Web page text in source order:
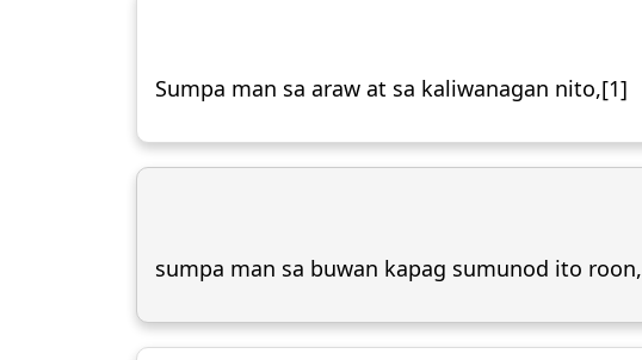
Sumpa man sa araw at sa kaliwanagan nito,[1]
sumpa man sa buwan kapag sumunod ito roon,